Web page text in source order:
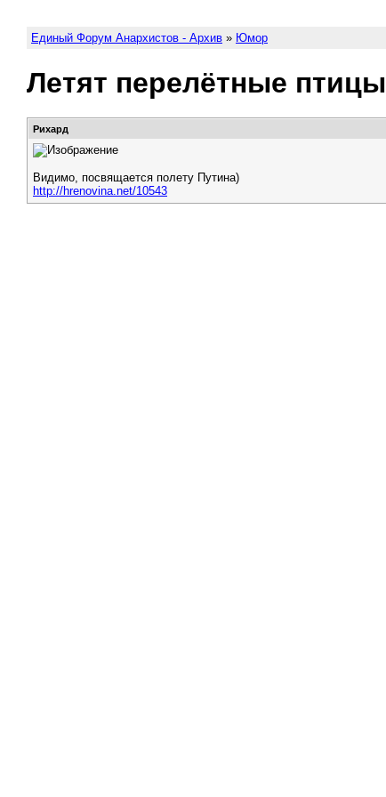
Единый Форум Анархистов - Архив » Юмор
Летят перелётные птицы
Рихард
Видимо, посвящается полету Путина)
http://hrenovina.net/10543